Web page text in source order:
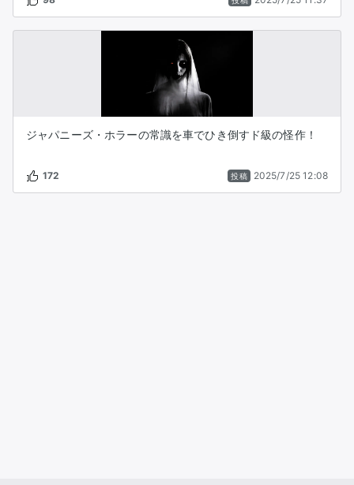
ジャパニーズ・ホラーの常識を車でひき倒すド級の怪作！
172 投稿 2025/7/25 12:08